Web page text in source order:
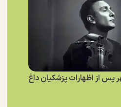
از اظهارات پزشکیان داغ